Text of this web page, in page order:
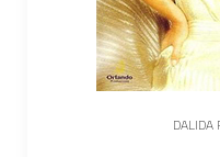
DALIDA